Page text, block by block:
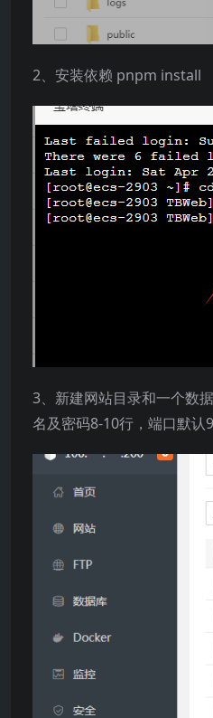
2、安装依赖 pnpm install
3、新建网站目录和一个数
名及密码8-10行，端口默认